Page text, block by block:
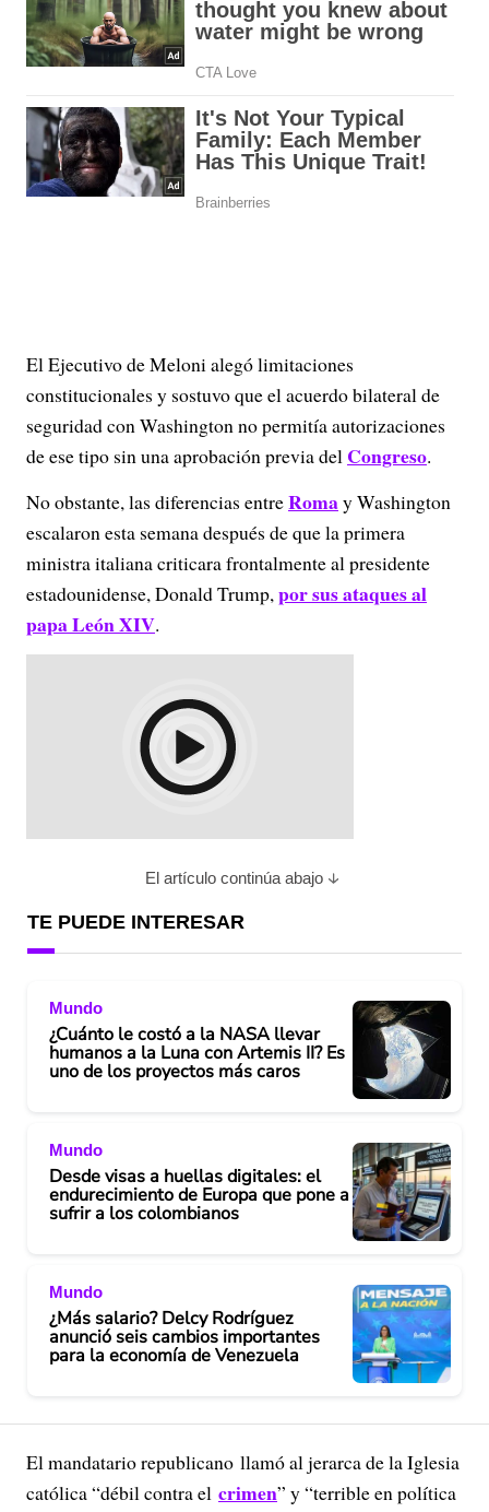
El Ejecutivo de Meloni alegó limitaciones
constitucionales y sostuvo que el acuerdo bilateral de
seguridad con Washington no permitía autorizaciones
de ese tipo sin una aprobación previa del Congreso.
No obstante, las diferencias entreRomay Washington
escalaron esta semana después de que la primera
ministra italiana criticara frontalmente al presidente
estadounidense, Donald Trump,por sus ataques al
papa León XIV.
El artículo continúa abajo
TE PUEDE INTERESAR
Mundo
¿Cuánto le costó a la NASA llevar
humanos a la Luna con Artemis II? Es
uno de los proyectos más caros
Mundo
Desde visas a huellas digitales: el
endurecimiento de Europa que pone a
sufrir a los colombianos
Mundo
¿Más salario? Delcy Rodríguez
anunció seis cambios importantes
para la economía de Venezuela
El mandatario republicano llamó al jerarca de la Iglesia
católica “débil contra el crimen” y “terrible en política